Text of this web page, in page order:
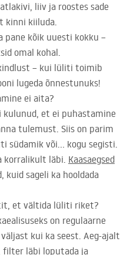
liiv ja roostes sade
kinni kiiluda.
pane kõik uuesti kokku –
omal kohal.
– kui lüliti toimib
lugeda õnnestunuks!
ei aita?
et ei puhastamine
tulemust. Siis on parim
südamik või… kogu segisti.
korralikult läbi. Kaasaegsed
kuid sageli ka hooldada
et vältida lüliti riket?
on regulaarne
kui ka seest. Aeg-ajalt
läbi loputada ja